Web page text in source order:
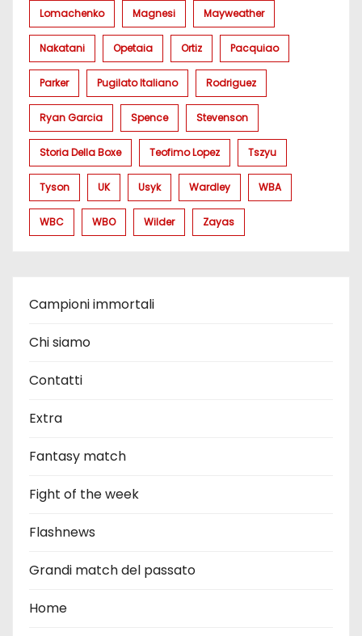
Lomachenko Magnesi Mayweather
Nakatani Opetaia Ortiz Pacquiao
Parker Pugilato Italiano Rodriguez
Ryan Garcia Spence Stevenson
Storia Della Boxe Teofimo Lopez Tszyu
Tyson UK Usyk Wardley WBA
WBC WBO Wilder Zayas
Campioni immortali
Chi siamo
Contatti
Extra
Fantasy match
Fight of the week
Flashnews
Grandi match del passato
Home